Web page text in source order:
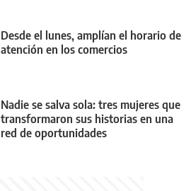
Desde el lunes, amplían el horario de
atención en los comercios
Nadie se salva sola: tres mujeres que
transformaron sus historias en una
red de oportunidades